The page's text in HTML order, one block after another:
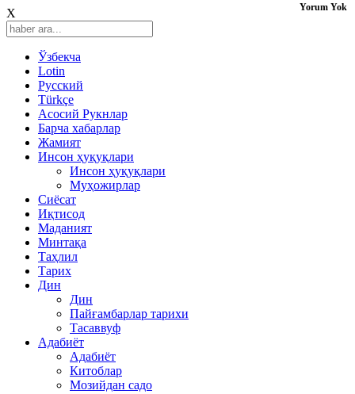
X
Ўзбекча
Lotin
Русский
Türkçe
Асосий Рукнлар
Барча хабарлар
Жамият
Инсон ҳуқуқлари
Инсон ҳуқуқлари
Муҳожирлар
Сиёсат
Иқтисод
Mаданият
Минтақа
Таҳлил
Тарих
Дин
Дин
Пайғамбарлар тарихи
Тасаввуф
Адабиёт
Адабиёт
Китоблар
Мозийдан садо
Yorum Yok